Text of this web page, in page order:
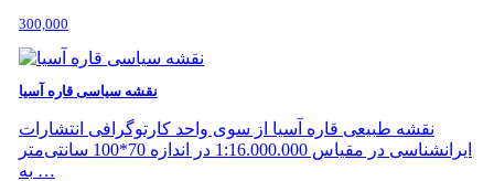
300,000
نقشه سیاسی قاره آسیا
نقشه طبیعی قاره آسیا از سوی واحد کارتوگرافی انتشارات
ایرانشناسی در مقیاس 1:16.000.000 در اندازه 70*100 سانتی‌متر
به …